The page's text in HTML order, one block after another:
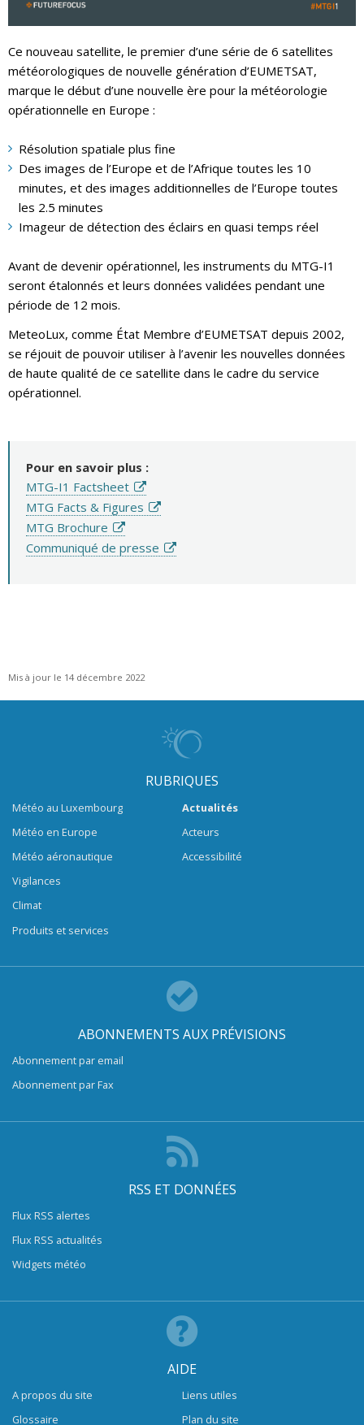
Ce nouveau satellite, le premier d’une série de 6 satellites
météorologiques de nouvelle génération d’EUMETSAT,
marque le début d’une nouvelle ère pour la météorologie
opérationnelle en Europe :
Résolution spatiale plus fine
Des images de l’Europe et de l’Afrique toutes les 10
minutes, et des images additionnelles de l’Europe toutes
les 2.5 minutes
Imageur de détection des éclairs en quasi temps réel
Avant de devenir opérationnel, les instruments du MTG-I1
seront étalonnés et leurs données validées pendant une
période de 12 mois.
MeteoLux, comme État Membre d’EUMETSAT depuis 2002,
se réjouit de pouvoir utiliser à l’avenir les nouvelles données
de haute qualité de ce satellite dans le cadre du service
opérationnel.
Pour en savoir plus :
MTG-I1 Factsheet
MTG Facts & Figures
MTG Brochure
Communiqué de presse
Mis à jour le 14 décembre 2022
RUBRIQUES
Météo au Luxembourg
Météo en Europe
Météo aéronautique
Vigilances
Climat
Produits et services
Actualités
Acteurs
Accessibilité
ABONNEMENTS AUX PRÉVISIONS
Abonnement par email
Abonnement par Fax
RSS ET DONNÉES
Flux RSS alertes
Flux RSS actualités
Widgets météo
AIDE
A propos du site
Glossaire
Liens utiles
Plan du site